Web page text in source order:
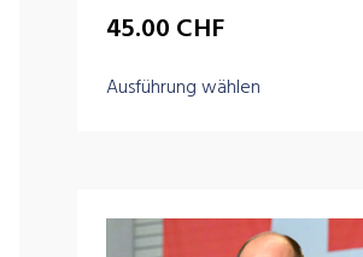
45.00 CHF
Ausführung wählen